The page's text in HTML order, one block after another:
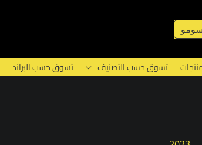
تسوق حسب التصنيف تسوق حسب البراند